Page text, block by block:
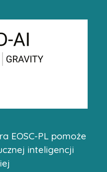
EOSC-PL pomoże
inteligencji